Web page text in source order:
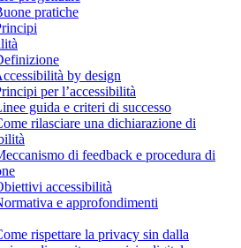
pratiche
by design
per l’accessibilità
guida e criteri di successo
rilasciare una dichiarazione di
di feedback e procedura di
accessibilità
e approfondimenti
rispettare la privacy sin dalla